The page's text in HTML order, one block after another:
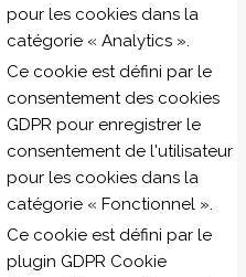
pour les cookies dans la
catégorie « Analytics ».
Ce cookie est défini par le
consentement des cookies
GDPR pour enregistrer le
consentement de l'utilisateur
pour les cookies dans la
catégorie « Fonctionnel ».
Ce cookie est défini par le
plugin GDPR Cookie